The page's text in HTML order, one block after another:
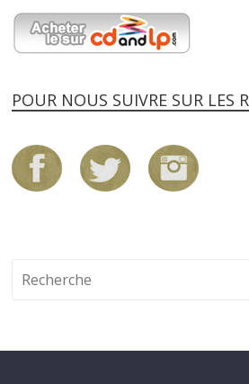
POUR NOUS SUIVRE SUR LES